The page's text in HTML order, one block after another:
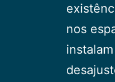
nos